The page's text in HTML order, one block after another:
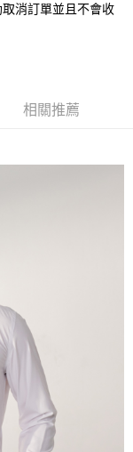
式。 讓您購物簡單
，可透過四大超商／
成。
要取消訂單，請聯絡
，需透過AFTEE先享
顯示為準，若有關於
繫「AFTEE先享後付
support/home
後付」服務完成之交
相關給付款項請求債
同意方可使用
本公司不負相關責
消訂單並且不會收
相關推薦